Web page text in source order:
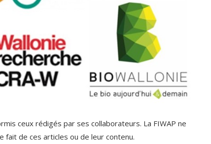
ceux rédigés par ses collaborateurs. La FIWAP ne
fait de ces articles ou de leur contenu.